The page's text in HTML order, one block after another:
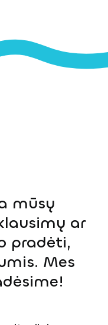
mūsų
ar
pradėti,
Mes